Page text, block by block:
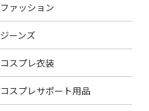
ファッション
ジーンズ
コスプレ衣装
コスプレサポート用品